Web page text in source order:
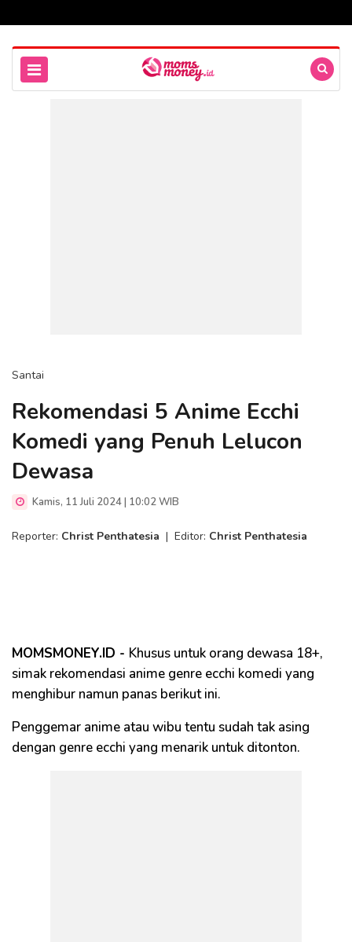
Santai
Rekomendasi 5 Anime Ecchi
Komedi yang Penuh Lelucon
Dewasa
Kamis, 11 Juli 2024 | 10:02 WIB
Reporter: Christ Penthatesia | Editor: Christ Penthatesia
MOMSMONEY.ID - Khusus untuk orang dewasa 18+,
simak rekomendasi anime genre ecchi komedi yang
menghibur namun panas berikut ini.
Penggemar anime atau wibu tentu sudah tak asing
dengan genre ecchi yang menarik untuk ditonton.